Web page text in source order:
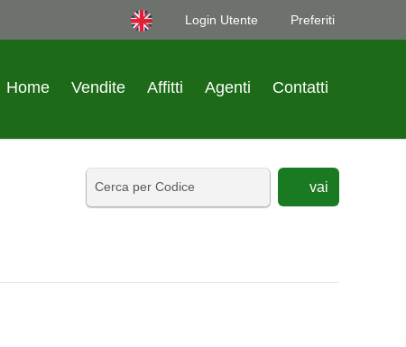
Login Utente Preferiti
Home Vendite Affitti Agenti Contatti
vai